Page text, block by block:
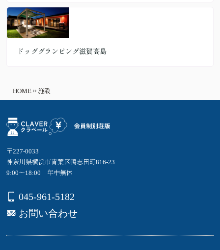
ドッググランピング滋賀高島
HOME 施設
〒227-0033
神奈川県横浜市青葉区鴨志田町816-23
9:00～18:00 年中無休
045-961-5182
お問い合わせ